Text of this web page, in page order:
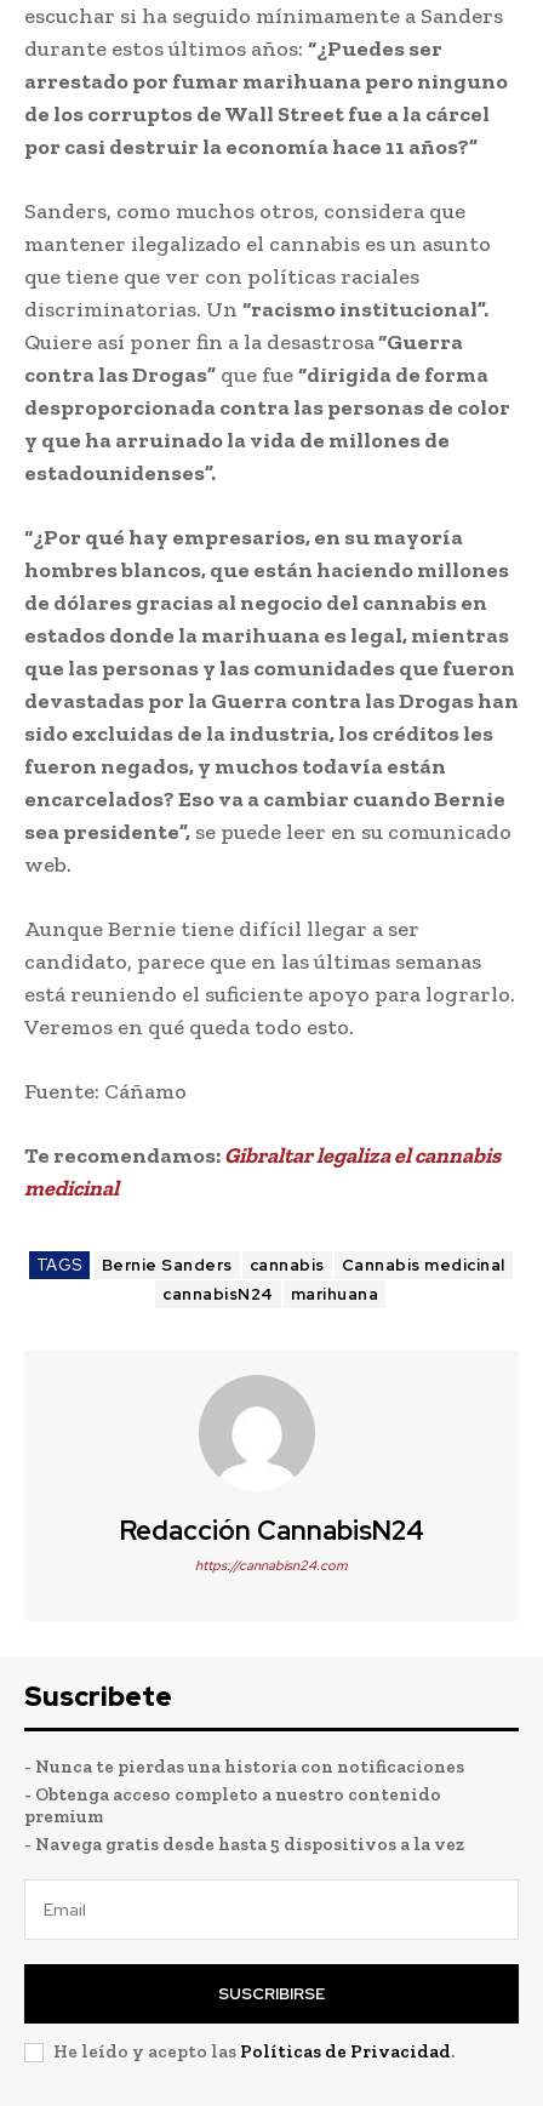
escuchar si ha seguido mínimamente a Sanders
durante estos últimos años: “¿Puedes ser
arrestado por fumar marihuana pero ninguno
de los corruptos de Wall Street fue a la cárcel
por casi destruir la economía hace 11 años?”
Sanders, como muchos otros, considera que
mantener ilegalizado el cannabis es un asunto
que tiene que ver con políticas raciales
discriminatorias. Un “racismo institucional”.
Quiere así poner fin a la desastrosa“Guerra
contra las Drogas” que fue“dirigida de forma
desproporcionada contra las personas de color
y que ha arruinado la vida de millones de
estadounidenses”.
“¿Por qué hay empresarios, en su mayoría
hombres blancos, que están haciendo millones
de dólares gracias al negocio del cannabis en
estados donde la marihuana es legal, mientras
que las personas y las comunidades que fueron
devastadas por la Guerra contra las Drogas han
sido excluidas de la industria, los créditos les
fueron negados, y muchos todavía están
encarcelados? Eso va a cambiar cuando Bernie
sea presidente”, se puede leer en su comunicado
web.
Aunque Bernie tiene difícil llegar a ser
candidato, parece que en las últimas semanas
está reuniendo el suficiente apoyo para lograrlo.
Veremos en qué queda todo esto.
Fuente: Cáñamo
Te recomendamos:Gibraltar legaliza el cannabis
medicinal
TAGS Bernie Sanders cannabis
Cannabis medicinal
cannabisN24
marihuana
Redacción CannabisN24
https://cannabisn24.com
Suscribete
- Nunca te pierdas una historia con notificaciones
- Obtenga acceso completo a nuestro contenido
premium
- Navega gratis desde hasta 5 dispositivos a la vez
SUSCRIBIRSE
He leído y acepto las Políticas de Privacidad.